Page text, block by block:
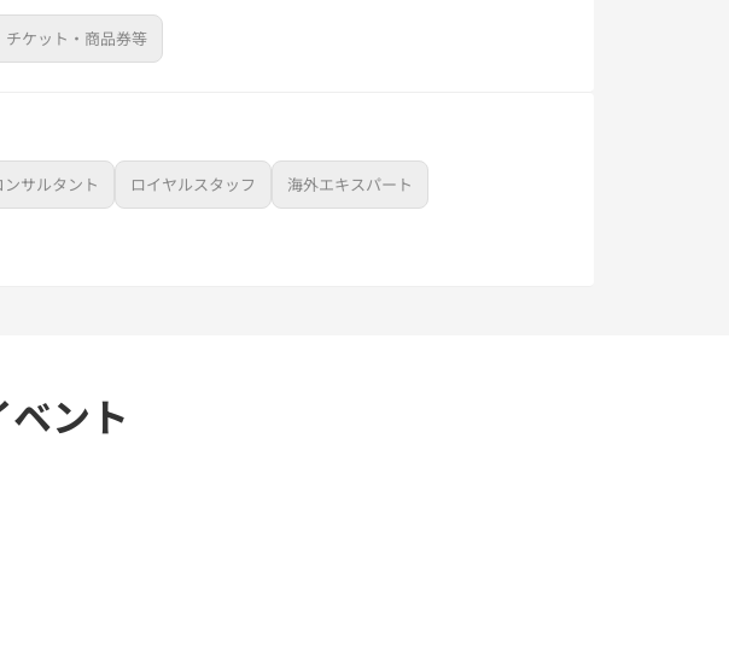
チケット・商品券等
ンサルタント ロイヤルスタッフ 海外エキスパート
ント